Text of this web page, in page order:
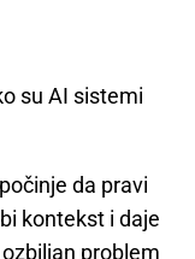
su AI sistemi
da pravi
kontekst i daje
problem